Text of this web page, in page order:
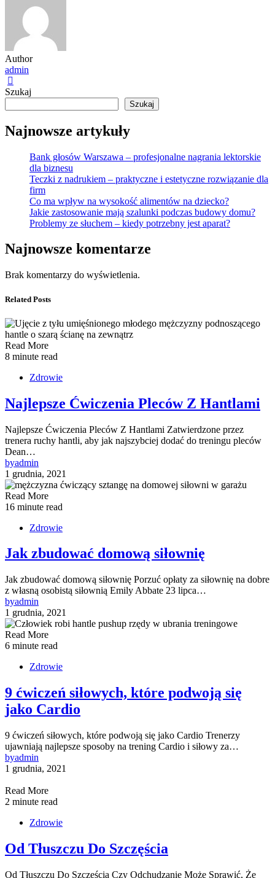
Author
admin
Szukaj
Szukaj
Najnowsze artykuły
Bank głosów Warszawa – profesjonalne nagrania lektorskie
dla biznesu
Teczki z nadrukiem – praktyczne i estetyczne rozwiązanie dla
firm
Co ma wpływ na wysokość alimentów na dziecko?
Jakie zastosowanie mają szalunki podczas budowy domu?
Problemy ze słuchem – kiedy potrzebny jest aparat?
Najnowsze komentarze
Brak komentarzy do wyświetlenia.
Related Posts
Read More
8 minute read
Zdrowie
Najlepsze Ćwiczenia Pleców Z Hantlami
Najlepsze Ćwiczenia Pleców Z Hantlami Zatwierdzone przez
trenera ruchy hantli, aby jak najszybciej dodać do treningu pleców
Dean…
byadmin
1 grudnia, 2021
Read More
16 minute read
Zdrowie
Jak zbudować domową siłownię
Jak zbudować domową siłownię Porzuć opłaty za siłownię na dobre
z własną osobistą siłownią Emily Abbate 23 lipca…
byadmin
1 grudnia, 2021
Read More
6 minute read
Zdrowie
9 ćwiczeń siłowych, które podwoją się
jako Cardio
9 ćwiczeń siłowych, które podwoją się jako Cardio Trenerzy
ujawniają najlepsze sposoby na trening Cardio i siłowy za…
byadmin
1 grudnia, 2021
Read More
2 minute read
Zdrowie
Od Tłuszczu Do Szczęścia
Od Tłuszczu Do Szczęścia Czy Odchudzanie Może Sprawić, Że